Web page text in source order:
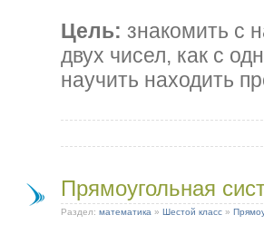
Цель: знакомить с
двух чисел, как с
научить находить
Прямоугольная
Раздел: математика » Шестой класс »